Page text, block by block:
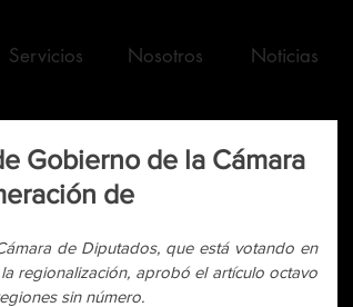
Servicios Nosotros Noticias
Gobierno de la Cámara
de
de Diputados, que está votando en
regionalización, aprobó el artículo octavo
sin número.